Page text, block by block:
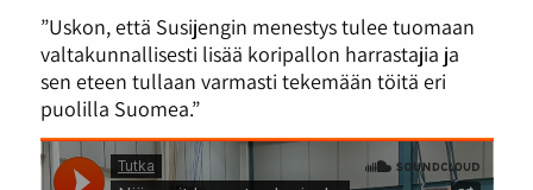
”Uskon, että Susijengin menestys tulee tuomaan
valtakunnallisesti lisää koripallon harrastajia ja
sen eteen tullaan varmasti tekemään töitä eri
puolilla Suomea.”